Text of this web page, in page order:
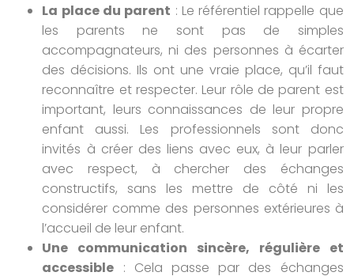
La place du parent : Le référentiel rappelle que
les parents ne sont pas de simples
accompagnateurs, ni des personnes à écarter
des décisions. Ils ont une vraie place, qu’il faut
reconnaître et respecter. Leur rôle de parent est
important, leurs connaissances de leur propre
enfant aussi. Les professionnels sont donc
invités à créer des liens avec eux, à leur parler
avec respect, à chercher des échanges
constructifs, sans les mettre de côté ni les
considérer comme des personnes extérieures à
l’accueil de leur enfant.
Une communication sincère, régulière et
accessible : Cela passe par des échanges